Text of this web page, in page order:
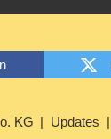
KG Updates